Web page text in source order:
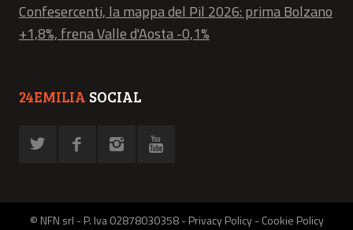
Confesercenti, la mappa del Pil 2026: prima Bolzano
+1,8%, frena Valle d'Aosta -0,1%
24EMILIA SOCIAL
© NFN srl - P. Iva 02878030358 -Privacy Policy-Cookie Policy